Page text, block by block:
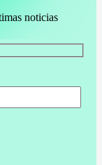
noticias